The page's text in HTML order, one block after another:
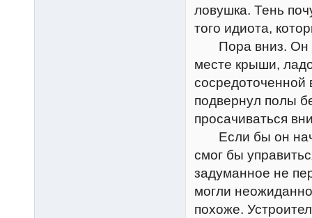
ловушка. Тень
того идиота,
Пора вниз. Он
месте крыши,
сосредоточенной
подвернул полы
просачиваться
Если бы он
смог бы
задуманное не
могли
похоже.